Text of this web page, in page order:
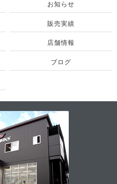
お知らせ
販売実績
店舗情報
ブログ